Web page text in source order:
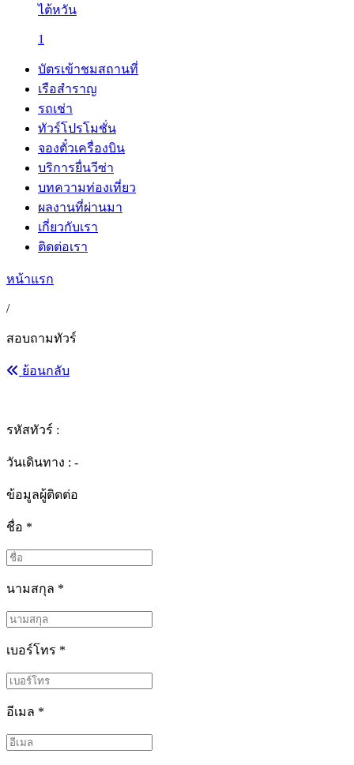
ไต้หวัน
1
บัตรเข้าชมสถานที่
เรือสำราญ
รถเช่า
ทัวร์โปรโมชั่น
จองตั๋วเครื่องบิน
บริการยื่นวีซ่า
บทความท่องเที่ยว
ผลงานที่ผ่านมา
เกี่ยวกับเรา
ติดต่อเรา
หน้าแรก
/
สอบถามทัวร์
ย้อนกลับ
รหัสทัวร์ :
วันเดินทาง : -
ข้อมูลผู้ติดต่อ
ชื่อ *
นามสกุล *
เบอร์โทร *
อีเมล *